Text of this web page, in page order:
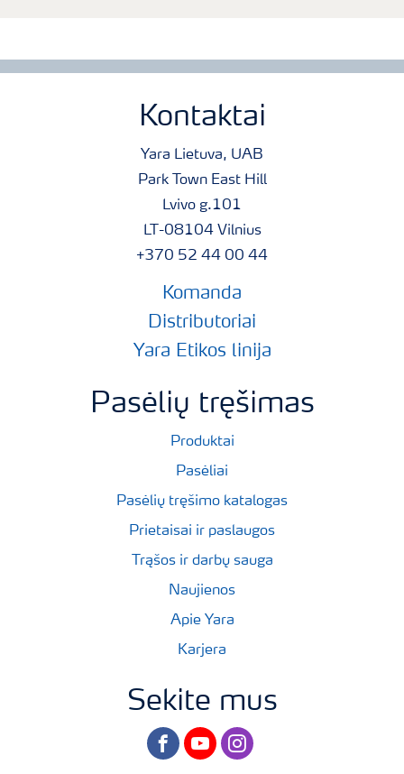
Kontaktai
Yara Lietuva, UAB
Park Town East Hill
Lvivo g.101
LT-08104 Vilnius
+370 52 44 00 44
Komanda
Distributoriai
Yara Etikos linija
Pasėlių tręšimas
Produktai
Pasėliai
Pasėlių tręšimo katalogas
Prietaisai ir paslaugos
Trąšos ir darbų sauga
Naujienos
Apie Yara
Karjera
Sekite mus
facebookyoutubeinstagram